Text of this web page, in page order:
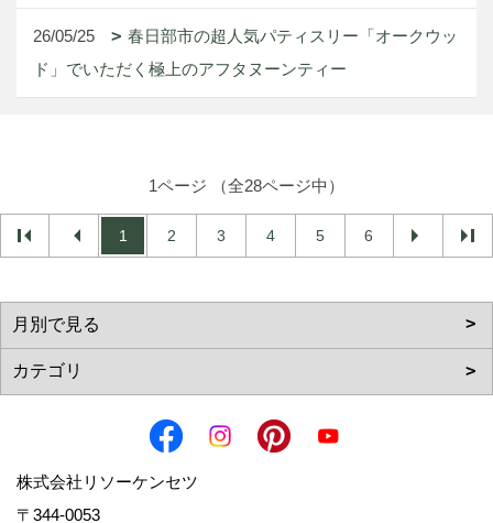
26/05/25
春日部市の超人気パティスリー「オークウッ
ド」でいただく極上のアフタヌーンティー
1ページ （全28ページ中）
1 2 3 4 5 6
株式会社リソーケンセツ
〒344-0053